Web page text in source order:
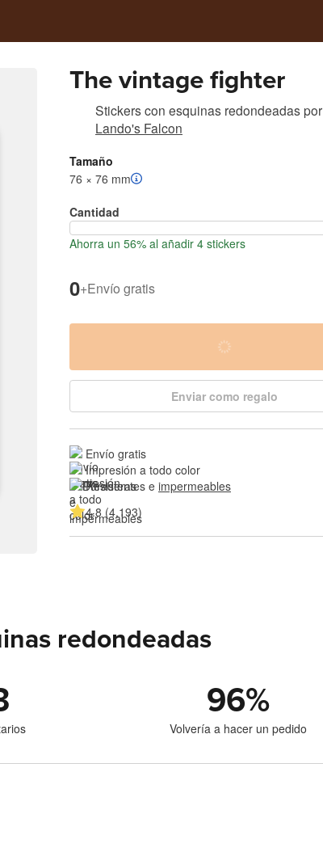
The vintage fighter
Stickers con esquinas redondeadaspor
Lando's Falcon
Tamaño
76 × 76 mm
Cantidad
Ahorra un 56% al añadir 4 stickers
0+Envío gratis
Enviar como regalo
Envío gratis
Impresión a todo color
Resistentes e impermeables
4.8 (4,193)
redondeadas
96%
Volvería a hacer un pedido